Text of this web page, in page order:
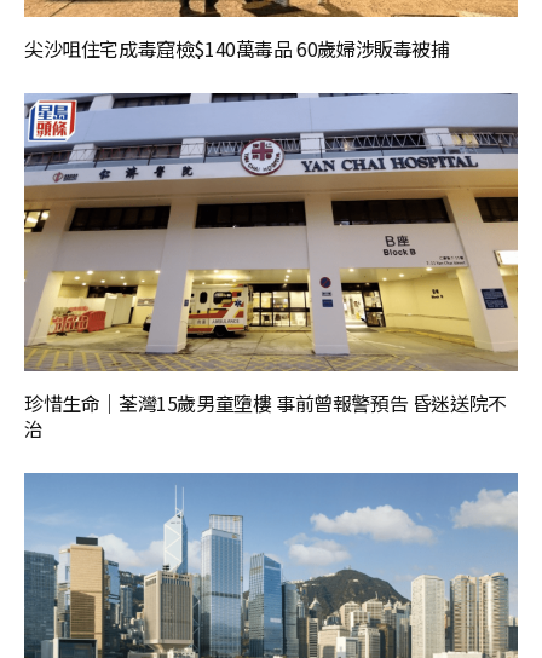
尖沙咀住宅成毒窟檢$140萬毒品 60歲婦涉販毒被捕
珍惜生命｜荃灣15歲男童墮樓 事前曾報警預告 昏迷送院不
治